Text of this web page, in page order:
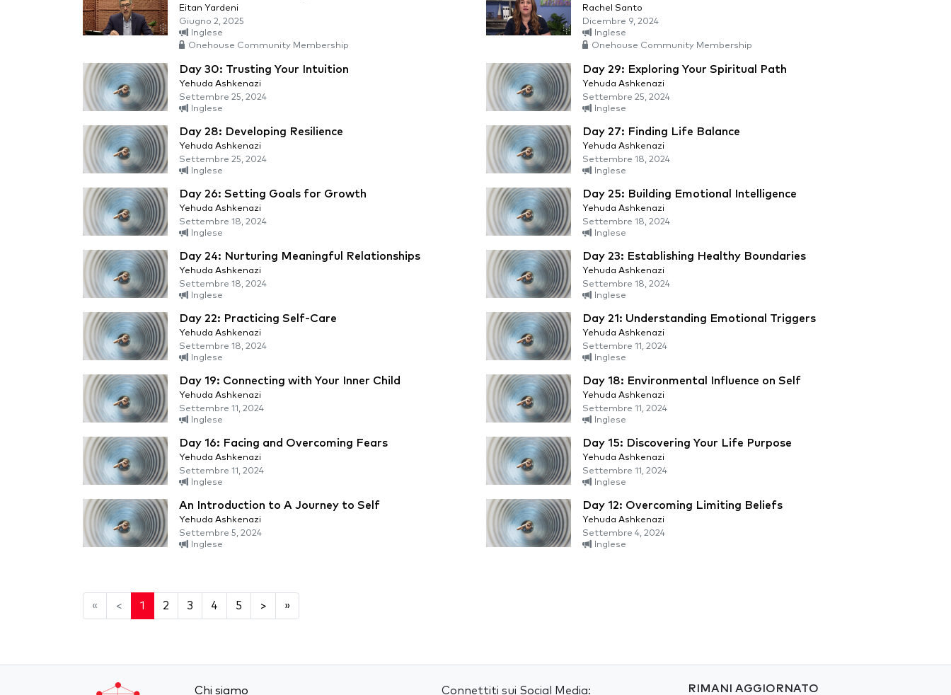
Eitan Yardeni
Giugno 2, 2025
Inglese
Onehouse Community Membership
Rachel Santo
Dicembre 9, 2024
Inglese
Onehouse Community Membership
Day 30: Trusting Your Intuition
Yehuda Ashkenazi
Settembre 25, 2024
Inglese
Day 29: Exploring Your Spiritual Path
Yehuda Ashkenazi
Settembre 25, 2024
Inglese
Day 28: Developing Resilience
Yehuda Ashkenazi
Settembre 25, 2024
Inglese
Day 27: Finding Life Balance
Yehuda Ashkenazi
Settembre 18, 2024
Inglese
Day 26: Setting Goals for Growth
Yehuda Ashkenazi
Settembre 18, 2024
Inglese
Day 25: Building Emotional Intelligence
Yehuda Ashkenazi
Settembre 18, 2024
Inglese
Day 24: Nurturing Meaningful Relationships
Yehuda Ashkenazi
Settembre 18, 2024
Inglese
Day 23: Establishing Healthy Boundaries
Yehuda Ashkenazi
Settembre 18, 2024
Inglese
Day 22: Practicing Self-Care
Yehuda Ashkenazi
Settembre 18, 2024
Inglese
Day 21: Understanding Emotional Triggers
Yehuda Ashkenazi
Settembre 11, 2024
Inglese
Day 19: Connecting with Your Inner Child
Yehuda Ashkenazi
Settembre 11, 2024
Inglese
Day 18: Environmental Influence on Self
Yehuda Ashkenazi
Settembre 11, 2024
Inglese
Day 16: Facing and Overcoming Fears
Yehuda Ashkenazi
Settembre 11, 2024
Inglese
Day 15: Discovering Your Life Purpose
Yehuda Ashkenazi
Settembre 11, 2024
Inglese
An Introduction to A Journey to Self
Yehuda Ashkenazi
Settembre 5, 2024
Inglese
Day 12: Overcoming Limiting Beliefs
Yehuda Ashkenazi
Settembre 4, 2024
Inglese
« < 1 2 3 4 5 > »
Chi siamo Connettiti sui Social Media: RIMANI AGGIORNATO